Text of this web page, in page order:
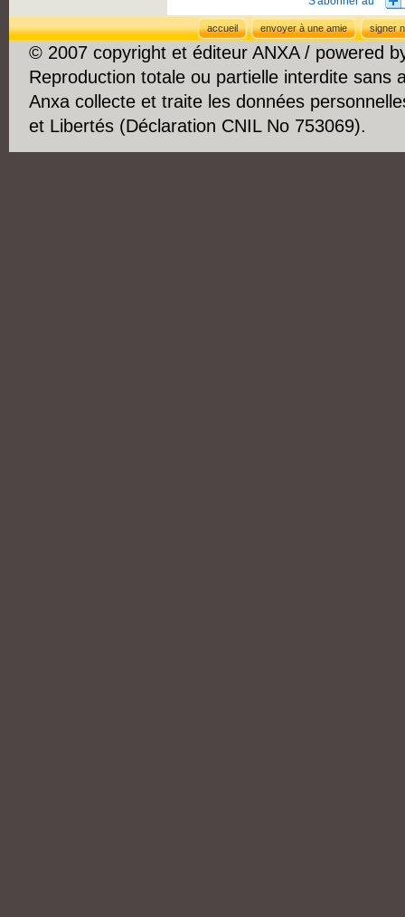
accueil envoyer à une amie signer
© 2007 copyright et éditeur ANXA / powered
Reproduction totale ou partielle interdite sans
Anxa collecte et traite les données
et Libertés (Déclaration CNIL No 753069).